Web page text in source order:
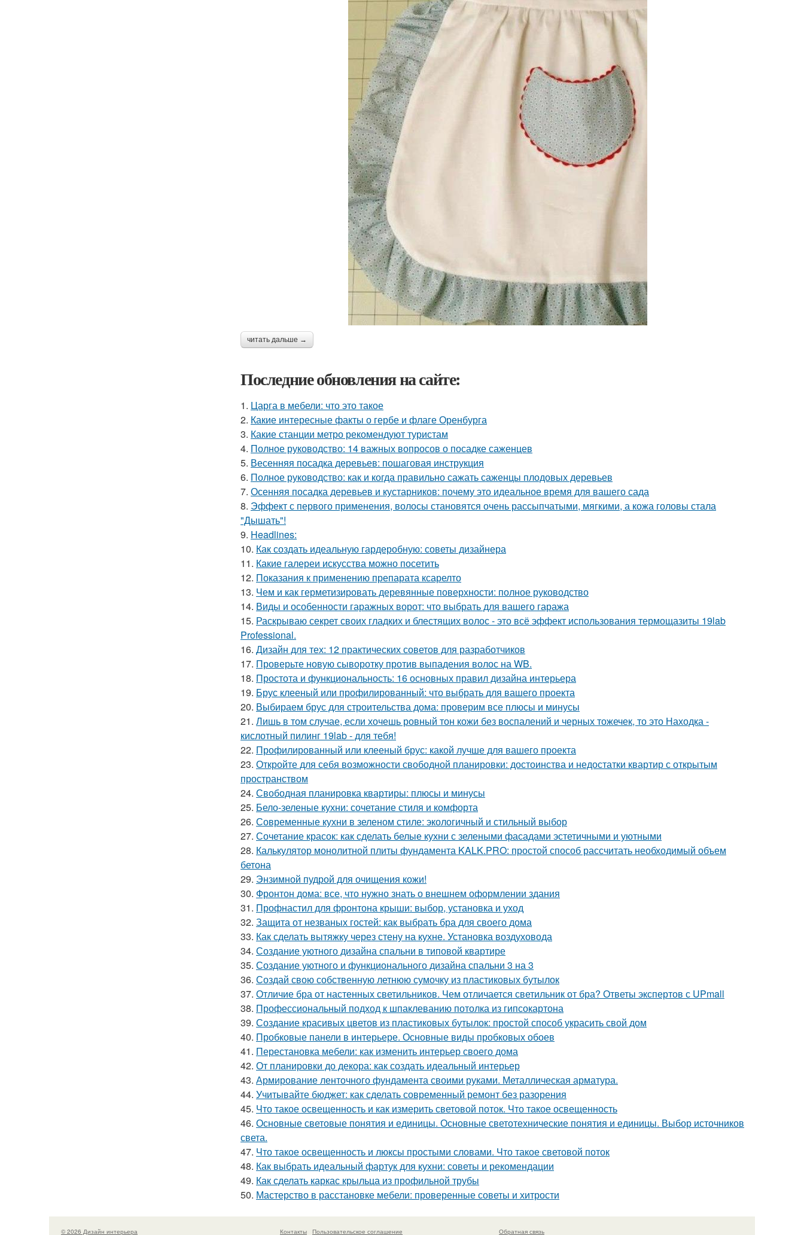
читать дальше →
Последние обновления на сайте:
1. Царга в мебели: что это такое
2. Какие интересные факты о гербе и флаге Оренбурга
3. Какие станции метро рекомендуют туристам
4. Полное руководство: 14 важных вопросов о посадке саженцев
5. Весенняя посадка деревьев: пошаговая инструкция
6. Полное руководство: как и когда правильно сажать саженцы плодовых деревьев
7. Осенняя посадка деревьев и кустарников: почему это идеальное время для вашего сада
8. Эффект с первого применения, волосы становятся очень рассыпчатыми, мягкими, а кожа головы стала
"Дышать"!
9. Headlines:
10. Как создать идеальную гардеробную: советы дизайнера
11. Какие галереи искусства можно посетить
12. Показания к применению препарата ксарелто
13. Чем и как герметизировать деревянные поверхности: полное руководство
14. Виды и особенности гаражных ворот: что выбрать для вашего гаража
15. Раскрываю секрет своих гладких и блестящих волос - это всё эффект использования термощазиты 19lab
Professional.
16. Дизайн для тех: 12 практических советов для разработчиков
17. Проверьте новую сыворотку против выпадения волос на WB.
18. Простота и функциональность: 16 основных правил дизайна интерьера
19. Брус клееный или профилированный: что выбрать для вашего проекта
20. Выбираем брус для строительства дома: проверим все плюсы и минусы
21. Лишь в том случае, если хочешь ровный тон кожи без воспалений и черных тожечек, то это Находка -
кислотный пилинг 19lab - для тебя!
22. Профилированный или клееный брус: какой лучше для вашего проекта
23. Откройте для себя возможности свободной планировки: достоинства и недостатки квартир с открытым
пространством
24. Свободная планировка квартиры: плюсы и минусы
25. Бело-зеленые кухни: сочетание стиля и комфорта
26. Современные кухни в зеленом стиле: экологичный и стильный выбор
27. Сочетание красок: как сделать белые кухни с зелеными фасадами эстетичными и уютными
28. Калькулятор монолитной плиты фундамента KALK.PRO: простой способ рассчитать необходимый объем
бетона
29. Энзимной пудрой для очищения кожи!
30. Фронтон дома: все, что нужно знать о внешнем оформлении здания
31. Профнастил для фронтона крыши: выбор, установка и уход
32. Защита от незваных гостей: как выбрать бра для своего дома
33. Как сделать вытяжку через стену на кухне. Установка воздуховода
34. Создание уютного дизайна спальни в типовой квартире
35. Создание уютного и функционального дизайна спальни 3 на 3
36. Создай свою собственную летнюю сумочку из пластиковых бутылок
37. Отличие бра от настенных светильников. Чем отличается светильник от бра? Ответы экспертов с UPmall
38. Профессиональный подход к шпаклеванию потолка из гипсокартона
39. Создание красивых цветов из пластиковых бутылок: простой способ украсить свой дом
40. Пробковые панели в интерьере. Основные виды пробковых обоев
41. Перестановка мебели: как изменить интерьер своего дома
42. От планировки до декора: как создать идеальный интерьер
43. Армирование ленточного фундамента своими руками. Металлическая арматура.
44. Учитывайте бюджет: как сделать современный ремонт без разорения
45. Что такое освещенность и как измерить световой поток. Что такое освещенность
46. Основные световые понятия и единицы. Основные светотехнические понятия и единицы. Выбор источников
света.
47. Что такое освещенность и люксы простыми словами. Что такое световой поток
48. Как выбрать идеальный фартук для кухни: советы и рекомендации
49. Как сделать каркас крыльца из профильной трубы
50. Мастерство в расстановке мебели: проверенные советы и хитрости
© 2026 Дизайн интерьера Контакты Пользовательское соглашение Обратная связь